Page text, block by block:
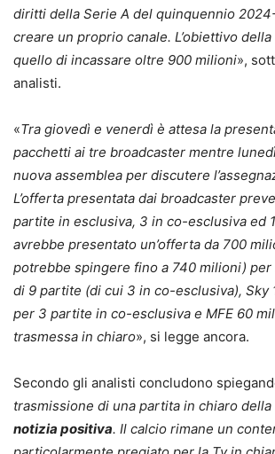
diritti della Serie A del quinquennio
creare un proprio canale. L’obiettivo
quello di incassare oltre 900 milioni»,
analisti.
«Tra giovedì e venerdì è attesa la
pacchetti ai tre broadcaster mentre
nuova assemblea per discutere
L’offerta presentata dai broadcaster
partite in esclusiva, 3 in co-esclusiva ed
avrebbe presentato un’offerta da 700
potrebbe spingere fino a 740 milioni) per
di 9 partite (di cui 3 in co-esclusiva), Sky
per 3 partite in co-esclusiva e MFE 60
trasmessa in chiaro», si legge ancora.
Secondo gli analisti concludono
trasmissione di una partita in chiaro della
notizia positiva. Il calcio rimane un